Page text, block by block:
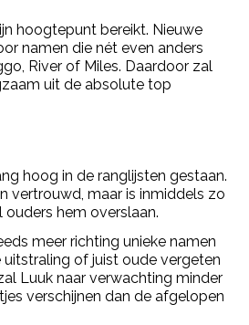
hoogtepunt bereikt. Nieuwe
namen die nét even anders
River of Miles. Daardoor zal
uit de absolute top
hoog in de ranglijsten gestaan.
vertrouwd, maar is inmiddels zo
hem overslaan.
meer richting unieke namen
of juist oude vergeten
Luuk naar verwachting minder
verschijnen dan de afgelopen